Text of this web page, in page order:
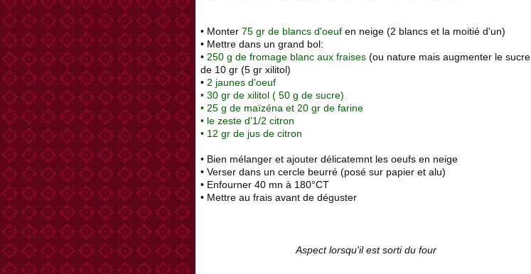
• Monter 75 gr de blancs d'oeuf en neige (2 blancs et la moitié d'un)
• Mettre dans un grand bol:
• 250 g de fromage blanc aux fraises (ou nature mais augmenter le sucre
de 10 gr (5 gr xilitol)
• 2 jaunes d'oeuf
• 30 gr de xilitol ( 50 g de sucre)
• 25 g de maïzéna et 20 gr de farine
• le zeste d'1/2 citron
• 12 gr de jus de citron
• Bien mélanger et ajouter délicatemnt les oeufs en neige
• Verser dans un cercle beurré (posé sur papier et alu)
• Enfourner 40 mn à 180°CT
• Mettre au frais avant de déguster
Aspect lorsqu'il est sorti du four